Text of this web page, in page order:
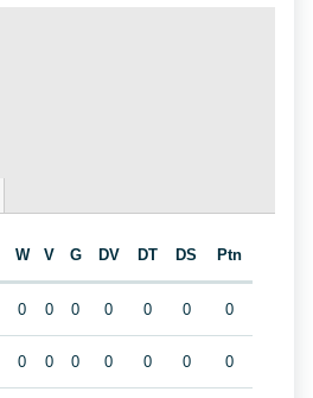
W V G DV DT DS Ptn
0 0 0 0 0 0 0
0 0 0 0 0 0 0